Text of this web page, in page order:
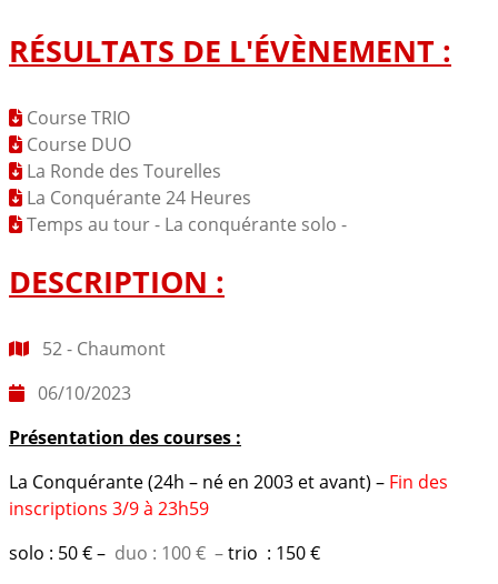
RÉSULTATS DE L'ÉVÈNEMENT :
Course TRIO
Course DUO
La Ronde des Tourelles
La Conquérante 24 Heures
Temps au tour - La conquérante solo -
DESCRIPTION :
52 - Chaumont
06/10/2023
Présentation des courses :
La Conquérante (24h – né en 2003 et avant) – Fin des
inscriptions 3/9 à 23h59
solo : 50 € – duo : 100 € –trio : 150 €